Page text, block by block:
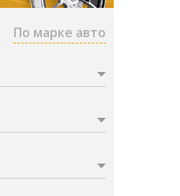
По марке авто